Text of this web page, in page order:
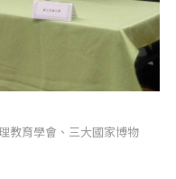
教育學會、三大國家博物